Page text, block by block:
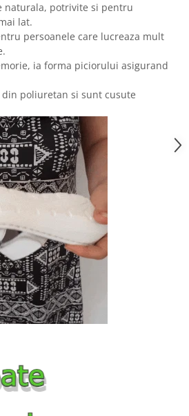
naturala, potrivite si pentru
lat.
persoanele care lucreaza mult
ia forma piciorului asigurand
poliuretan si sunt cusute